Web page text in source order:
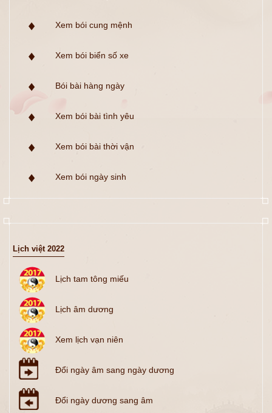
Xem bói cung mệnh
Xem bói biển số xe
Bói bài hàng ngày
Xem bói bài tình yêu
Xem bói bài thời vận
Xem bói ngày sinh
Lịch việt 2022
Lịch tam tông miếu
Lịch âm dương
Xem lịch vạn niên
Đổi ngày âm sang ngày dương
Đổi ngày dương sang âm